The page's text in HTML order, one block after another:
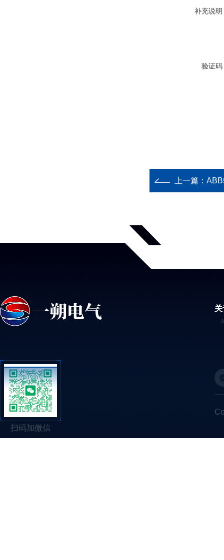
补充说明
验证码
上一篇：
扫码加微信